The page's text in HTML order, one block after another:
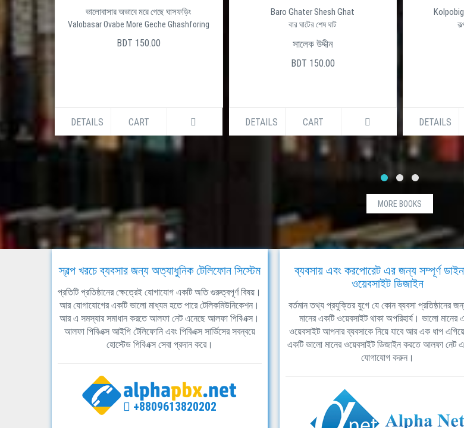
ভালোবাসার অভাবে মরে গেছে ঘাসফড়িং
Valobasar Ovabe More Geche Ghashforing
BDT 150.00
DETAILS CART
Baro Ghater Shesh Ghat
বার ঘাটের শেষ ঘাট
সালেক উদ্দীন
BDT 150.00
DETAILS CART DETAILS
MORE BOOKS
স্বল্প খরচে ব্যবসার জন্য অত্যাধুনিক টেলিফোন সিস্টেম
প্রতিটি প্রতিষ্ঠানের ক্ষেত্রেই যোগাযোগ একটি অতি গুরুত্বপূর্ণ বিষয়।
আর যোগাযোগের একটি ভালো মাধ্যম হতে পারে টেলিকমিউনিকেশন।
আর এ সমস্যার সমাধান করতে আলফা নেট এনেছে আলফা পিবিএক্স।
আলফা পিবিএক্স আইপি টেলিফোনি এবং পিবিএক্স সার্ভিসের সবন্বয়ে
হোস্টেড পিবিএক্স সেবা প্রদান করে।
+8809613820202
ব্যবসায় এবং করপোরেট এর জন্য সম্পূর্ণ
ওয়েবসাইট ডিজাইন
বর্তমান তথ্য প্রযুক্তির যুগে যে কোন ব্যবসা প্রতিষ্ঠানের
মানের একটি ওয়েবসাইট থাকা অপরিহার্য। ভালো মানের
ওয়েবসাইট আপনার ব্যবসাকে নিয়ে যাবে আর এক ধাপ
একটি ভালো মানের ওয়েবসাইট ডিজাইন করতে আলফা
যোগাযোগ করুন।